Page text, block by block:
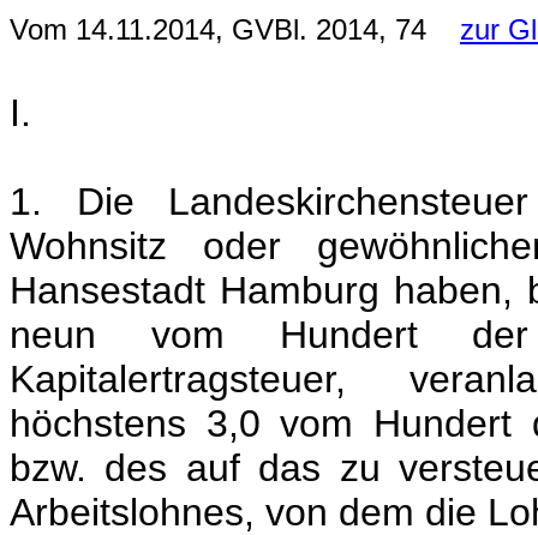
Vom 14.11.2014, GVBl. 2014, 74 zur
I.
1. Die
Wohnsitz oder
Hansestadt Hamburg
neun vom Hundert der
Kapitalertragsteuer,
höchstens 3,0 vom Hundert
bzw. des auf das zu
Arbeitslohnes, von dem die